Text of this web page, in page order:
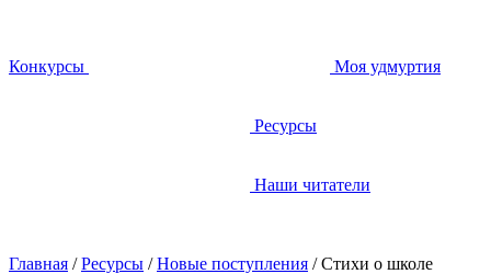
Конкурсы Моя удмуртия
Ресурсы
Наши читатели
Главная /Ресурсы /Новые поступления /Стихи о школе